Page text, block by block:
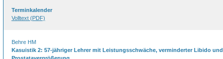
Terminkalender
Volltext (PDF)
Behre HM
Kasuistik 2: 57-jähriger Lehrer mit Leistungsschwäche, verminderter Libido und